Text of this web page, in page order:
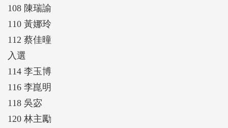
108 陳瑞諭
110 黃娜玲
112 蔡佳曈
入選
114 李玉博
116 李崑明
118 吳宓
120 林主勵